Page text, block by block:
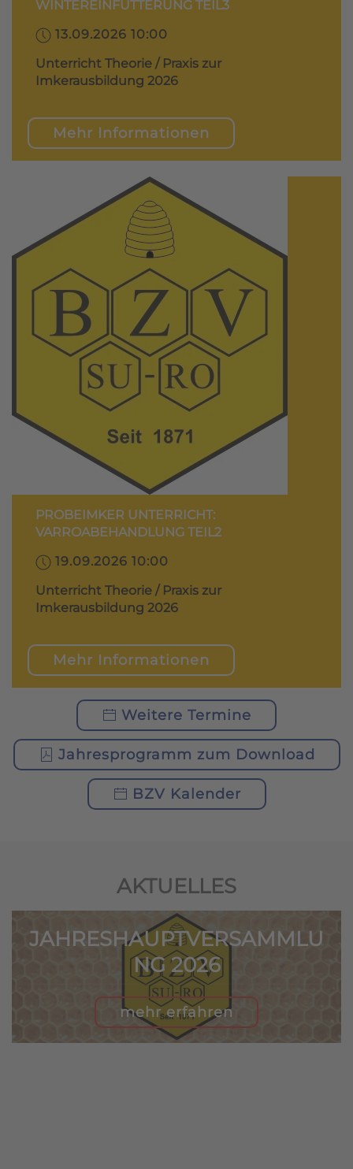
WINTEREINFÜTTERUNG TEIL3
13.09.2026 10:00
Unterricht Theorie / Praxis zur
Imkerausbildung 2026
Mehr Informationen
PROBEIMKER UNTERRICHT:
VARROABEHANDLUNG TEIL2
19.09.2026 10:00
Unterricht Theorie / Praxis zur
Imkerausbildung 2026
Mehr Informationen
Weitere Termine
Jahresprogramm zum Download
BZV Kalender
AKTUELLES
JAHRESHAUPTVERSAMMLU
NG 2026
mehr erfahren